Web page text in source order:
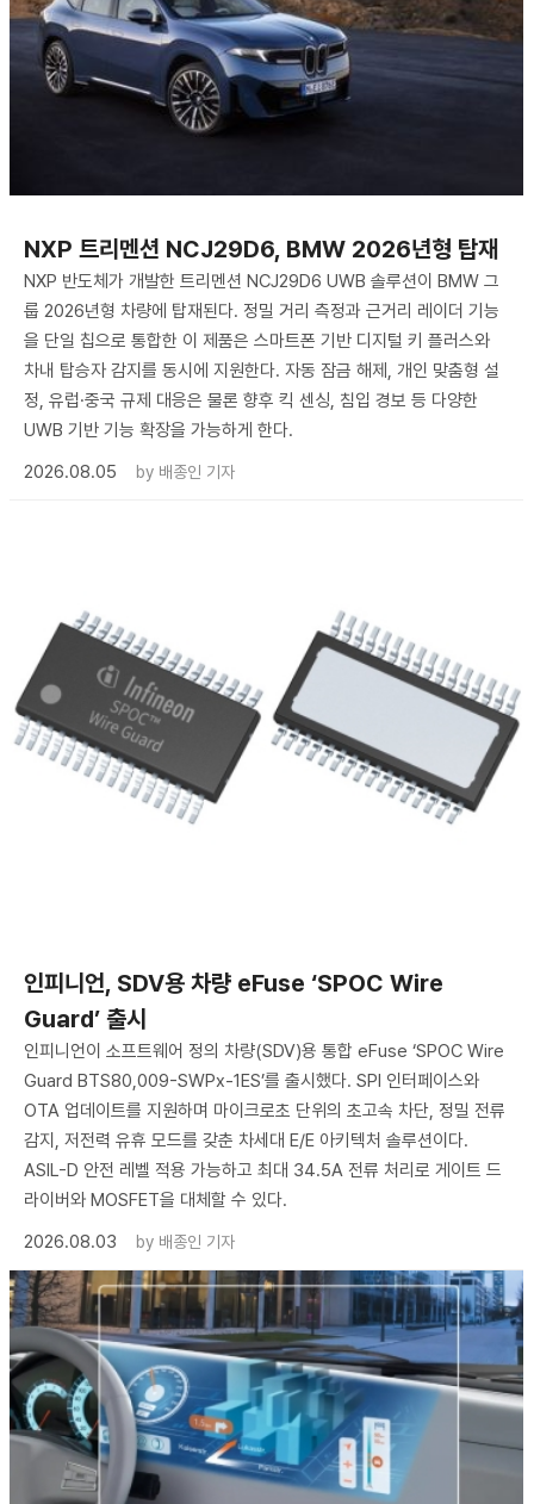
NXP 트리멘션 NCJ29D6, BMW 2026년형 탑재
NXP 반도체가 개발한 트리멘션 NCJ29D6 UWB 솔루션이 BMW 그
룹 2026년형 차량에 탑재된다. 정밀 거리 측정과 근거리 레이더 기능
을 단일 칩으로 통합한 이 제품은 스마트폰 기반 디지털 키 플러스와
차내 탑승자 감지를 동시에 지원한다. 자동 잠금 해제, 개인 맞춤형 설
정, 유럽·중국 규제 대응은 물론 향후 킥 센싱, 침입 경보 등 다양한
UWB 기반 기능 확장을 가능하게 한다.
2026.08.05
by 배종인 기자
인피니언, SDV용 차량 eFuse ‘SPOC Wire
Guard’ 출시
인피니언이 소프트웨어 정의 차량(SDV)용 통합 eFuse ‘SPOC Wire
Guard BTS80,009-SWPx-1ES’를 출시했다. SPI 인터페이스와
OTA 업데이트를 지원하며 마이크로초 단위의 초고속 차단, 정밀 전류
감지, 저전력 유휴 모드를 갖춘 차세대 E/E 아키텍처 솔루션이다.
ASIL-D 안전 레벨 적용 가능하고 최대 34.5A 전류 처리로 게이트 드
라이버와 MOSFET을 대체할 수 있다.
2026.08.03
by 배종인 기자